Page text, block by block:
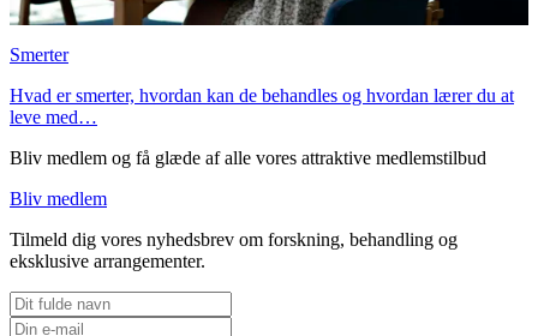
Smerter
Hvad er smerter, hvordan kan de behandles og hvordan lærer du at
leve med…
Bliv medlem og få glæde af alle vores attraktive medlemstilbud
Bliv medlem
Tilmeld dig vores nyhedsbrev om forskning, behandling og
eksklusive arrangementer.